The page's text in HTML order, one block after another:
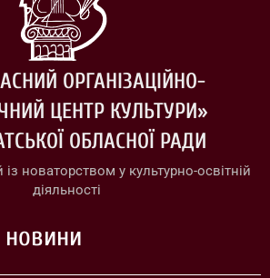
ОРГАНІЗАЦІЙНО-
ЦЕНТР КУЛЬТУРИ»
ОБЛАСНОЇ РАДИ
із новаторством у культурно-освітній
діяльності
новини